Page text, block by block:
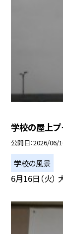
学校の屋上プ
公開日 2026/06/
学校の風景
6月16日（火）